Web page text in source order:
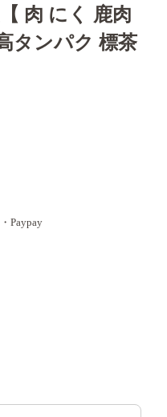
肉 にく 鹿肉
タンパク 標茶
Paypay